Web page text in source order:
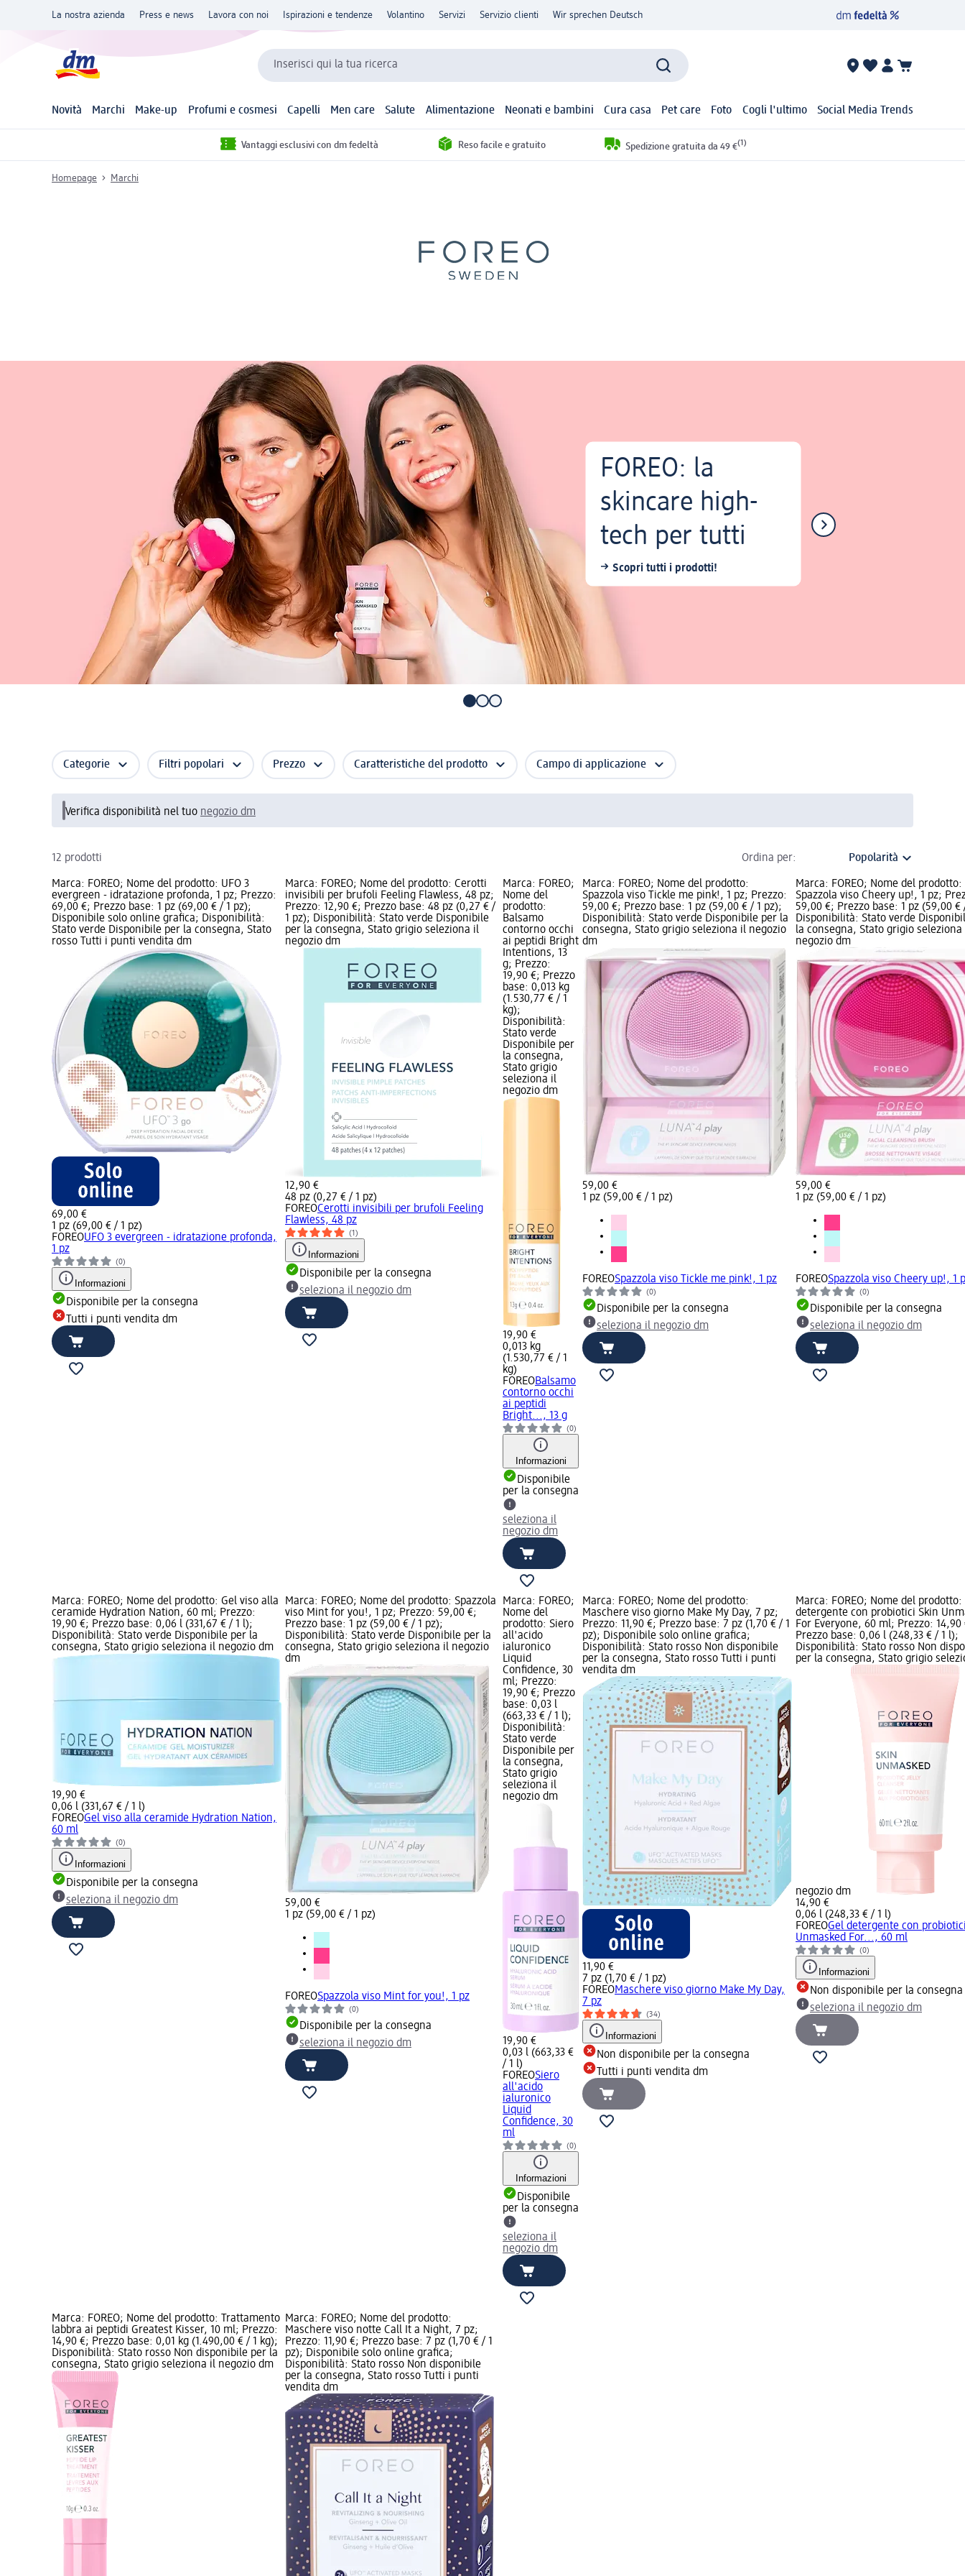
La nostra azienda Press e news Lavora con noi Ispirazioni e tendenze Volantino Servizi Servizio clienti Wir sprechen Deutsch
Inserisci qui la tua ricerca
Novità Marchi Make-up Profumi e cosmesi Capelli Men care Salute Alimentazione Neonati e bambini Cura casa Pet care Foto Cogli l'ultimo Social Media Trends
Vantaggi esclusivi con dm fedeltà Reso facile e gratuito Spedizione gratuita da 49 €(1)
Homepage Marchi
FOREO: la
skincare high-
tech per tutti
Scopri tutti i prodotti!
Categorie Filtri popolari Prezzo Caratteristiche del prodotto Campo di applicazione
Verifica disponibilità nel tuo negozio dm
12 prodotti Ordina per:
Marca: FOREO; Nome del prodotto: UFO 3
evergreen - idratazione profonda, 1 pz; Prezzo:
69,00 €; Prezzo base: 1 pz (69,00 € / 1 pz);
Disponibile solo online grafica; Disponibilità:
Stato verde Disponibile per la consegna, Stato
rosso Tutti i punti vendita dm
69,00 €
1 pz (69,00 € / 1 pz)
FOREOUFO 3 evergreen - idratazione profonda,
1 pz
(0)
Informazioni
Disponibile per la consegna
Tutti i punti vendita dm
Marca: FOREO; Nome del prodotto: Cerotti
invisibili per brufoli Feeling Flawless, 48 pz;
Prezzo: 12,90 €; Prezzo base: 48 pz (0,27 € /
1 pz); Disponibilità: Stato verde Disponibile
per la consegna, Stato grigio seleziona il
negozio dm
12,90 €
48 pz (0,27 € / 1 pz)
FOREOCerotti invisibili per brufoli Feeling
Flawless, 48 pz
(1)
Informazioni
Disponibile per la consegna
seleziona il negozio dm
Marca: FOREO;
Nome del
prodotto:
Balsamo
contorno occhi
ai peptidi Bright
Intentions, 13
g; Prezzo:
19,90 €; Prezzo
base: 0,013 kg
(1.530,77 € / 1
kg);
Disponibilità:
Stato verde
Disponibile per
la consegna,
Stato grigio
seleziona il
negozio dm
19,90 €
0,013 kg
(1.530,77 € / 1
kg)
FOREOBalsamo
contorno occhi
ai peptidi
Bright..., 13 g
(0)
Informazioni
Disponibile
per la consegna
seleziona il
negozio dm
Marca: FOREO; Nome del prodotto:
Spazzola viso Tickle me pink!, 1 pz; Prezzo:
59,00 €; Prezzo base: 1 pz (59,00 € / 1 pz);
Disponibilità: Stato verde Disponibile per la
consegna, Stato grigio seleziona il negozio
dm
59,00 €
1 pz (59,00 € / 1 pz)
FOREOSpazzola viso Tickle me pink!, 1 pz
(0)
Disponibile per la consegna
seleziona il negozio dm
Marca: FOREO; Nome del prodotto:
Spazzola viso Cheery up!, 1 pz;
59,00 €; Prezzo base: 1 pz (59,00 €
Disponibilità: Stato verde
la consegna, Stato grigio seleziona
negozio dm
59,00 €
1 pz (59,00 € / 1 pz)
FOREOSpazzola viso Cheery up!, 1
(0)
Disponibile per la consegna
seleziona il negozio dm
Marca: FOREO; Nome del prodotto: Gel viso alla
ceramide Hydration Nation, 60 ml; Prezzo:
19,90 €; Prezzo base: 0,06 l (331,67 € / 1 l);
Disponibilità: Stato verde Disponibile per la
consegna, Stato grigio seleziona il negozio dm
19,90 €
0,06 l (331,67 € / 1 l)
FOREOGel viso alla ceramide Hydration Nation,
60 ml
(0)
Informazioni
Disponibile per la consegna
seleziona il negozio dm
Marca: FOREO; Nome del prodotto: Spazzola
viso Mint for you!, 1 pz; Prezzo: 59,00 €;
Prezzo base: 1 pz (59,00 € / 1 pz);
Disponibilità: Stato verde Disponibile per la
consegna, Stato grigio seleziona il negozio
dm
59,00 €
1 pz (59,00 € / 1 pz)
FOREOSpazzola viso Mint for you!, 1 pz
(0)
Disponibile per la consegna
seleziona il negozio dm
Marca: FOREO;
Nome del
prodotto: Siero
all'acido
ialuronico
Liquid
Confidence, 30
ml; Prezzo:
19,90 €; Prezzo
base: 0,03 l
(663,33 € / 1 l);
Disponibilità:
Stato verde
Disponibile per
la consegna,
Stato grigio
seleziona il
negozio dm
19,90 €
0,03 l (663,33 €
/ 1 l)
FOREOSiero
all'acido
ialuronico
Liquid
Confidence, 30
ml
(0)
Informazioni
Disponibile
per la consegna
seleziona il
negozio dm
Marca: FOREO; Nome del prodotto:
Maschere viso giorno Make My Day, 7 pz;
Prezzo: 11,90 €; Prezzo base: 7 pz (1,70 € / 1
pz); Disponibile solo online grafica;
Disponibilità: Stato rosso Non disponibile
per la consegna, Stato rosso Tutti i punti
vendita dm
11,90 €
7 pz (1,70 € / 1 pz)
FOREOMaschere viso giorno Make My Day,
7 pz
(34)
Informazioni
Non disponibile per la consegna
Tutti i punti vendita dm
Marca: FOREO; Nome del prodotto:
detergente con probiotici Skin
For Everyone, 60 ml; Prezzo: 14,90
Prezzo base: 0,06 l (248,33 € / 1 l);
Disponibilità: Stato rosso Non
per la consegna, Stato grigio
negozio dm
14,90 €
0,06 l (248,33 € / 1 l)
FOREOGel detergente con
Unmasked For..., 60 ml
(0)
Informazioni
Non disponibile per la consegna
seleziona il negozio dm
Marca: FOREO; Nome del prodotto: Trattamento
labbra ai peptidi Greatest Kisser, 10 ml; Prezzo:
14,90 €; Prezzo base: 0,01 kg (1.490,00 € / 1 kg);
Disponibilità: Stato rosso Non disponibile per la
consegna, Stato grigio seleziona il negozio dm
Marca: FOREO; Nome del prodotto:
Maschere viso notte Call It a Night, 7 pz;
Prezzo: 11,90 €; Prezzo base: 7 pz (1,70 € / 1
pz); Disponibile solo online grafica;
Disponibilità: Stato rosso Non disponibile
per la consegna, Stato rosso Tutti i punti
vendita dm